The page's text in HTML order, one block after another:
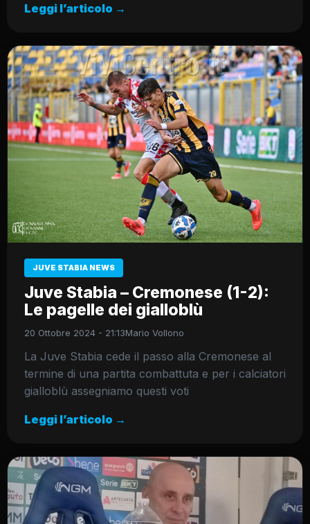
Leggi l’articolo →
JUVE STABIA NEWS
Juve Stabia – Cremonese (1-2):
Le pagelle dei gialloblù
20 Ottobre 2024 - 21:13Mario Vollono
La Juve Stabia cede il passo alla Cremonese al
termine di una partita combattuta e per i calciatori
gialloblù assegniamo questi voti
Leggi l’articolo →